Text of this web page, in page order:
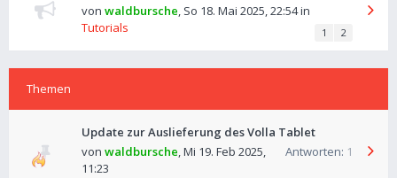
von waldbursche, So 18. Mai 2025, 22:54in
Tutorials
1 2
Themen
Update zur Auslieferung des Volla Tablet
Antworten: 1
von waldbursche,Mi 19. Feb 2025,
11:23